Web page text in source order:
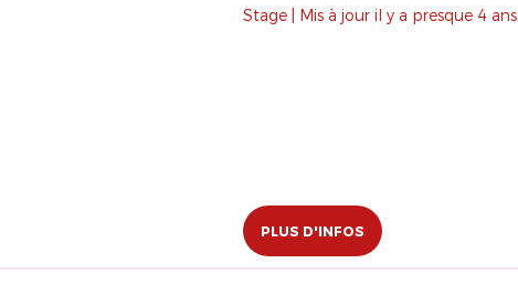
Stage | Mis à jour il y a presque 4 ans.
PLUS D'INFOS